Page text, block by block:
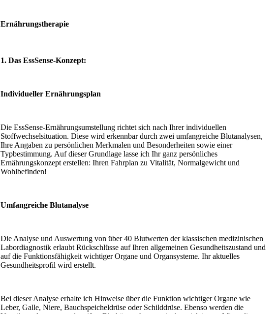
Ernährungstherapie
1. Das EssSense-Konzept:
Individueller Ernährungsplan
Die EssSense-Ernährungsumstellung richtet sich nach Ihrer individuellen
Stoffwechselsituation. Diese wird erkennbar durch zwei umfangreiche Blutanalysen,
Ihre Angaben zu persönlichen Merkmalen und Besonderheiten sowie einer
Typbestimmung. Auf dieser Grundlage lasse ich Ihr ganz persönliches
Ernährungskonzept erstellen: Ihren Fahrplan zu Vitalität, Normalgewicht und
Wohlbefinden!
Umfangreiche Blutanalyse
Die Analyse und Auswertung von über 40 Blutwerten der klassischen medizinischen
Labordiagnostik erlaubt Rückschlüsse auf Ihren allgemeinen Gesundheitszustand und
auf die Funktionsfähigkeit wichtiger Organe und Organsysteme. Ihr aktuelles
Gesundheitsprofil wird erstellt.
Bei dieser Analyse erhalte ich Hinweise über die Funktion wichtiger Organe wie
Leber, Galle, Niere, Bauchspeicheldrüse oder Schilddrüse. Ebenso werden die